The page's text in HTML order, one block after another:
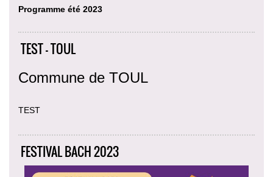
Programme été 2023
TEST - TOUL
Commune de TOUL
TEST
FESTIVAL BACH 2023